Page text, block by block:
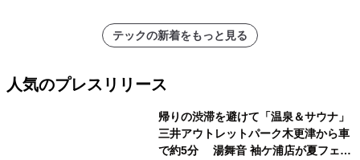
テックの新着をもっと見る
人気のプレスリリース
帰りの渋滞を避けて「温泉＆サウナ」
三井アウトレットパーク木更津から車
で約5分 湯舞音 袖ケ浦店が夏フェア